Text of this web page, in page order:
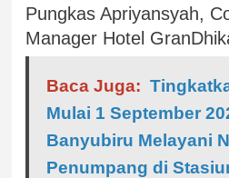
Pungkas Apriyansyah,
Manager Hotel
Baca Juga:
Mulai 1 September
Banyubiru Melayani
Penumpang di